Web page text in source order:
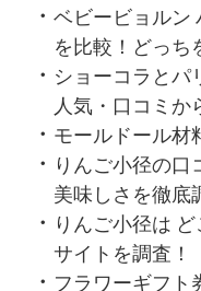
ベビービョルン
を比較！どっち
ショーコラとパ
人気・口コミか
モールドール材
りんご小径の口
美味しさを徹底
りんご小径は
サイトを調査！
フラワーギフト